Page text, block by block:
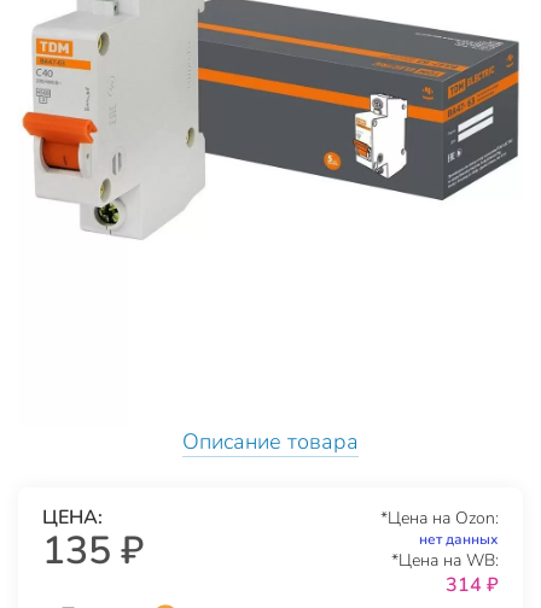
Описание товара
ЦЕНА:
135 ₽
*Цена на Ozon:
нет данных
*Цена на WB:
314 ₽